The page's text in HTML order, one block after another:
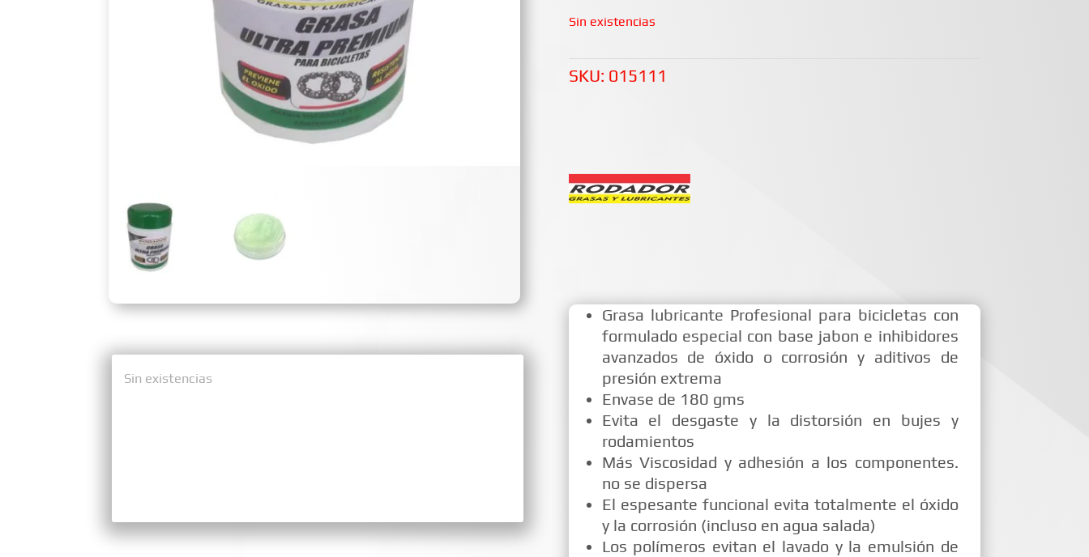
Sin existencias
Sin existencias
SKU: 015111
Grasa lubricante Profesional para bicicletas con
formulado especial con base jabon e inhibidores
avanzados de óxido o corrosión y aditivos de
presión extrema
Envase de 180 gms
Evita el desgaste y la distorsión en bujes y
rodamientos
Más Viscosidad y adhesión a los componentes.
no se dispersa
El espesante funcional evita totalmente el óxido
y la corrosión (incluso en agua salada)
Los polímeros evitan el lavado y la emulsión de